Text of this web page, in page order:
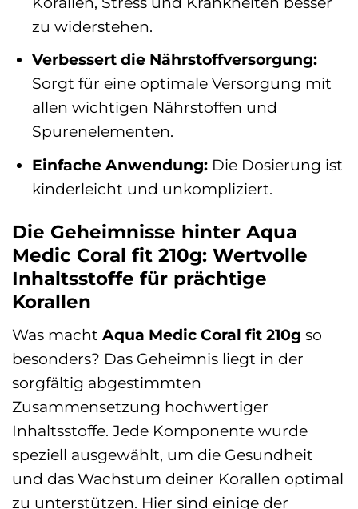
zu widerstehen.
Verbessert die Nährstoffversorgung:
Sorgt für eine optimale Versorgung mit
allen wichtigen Nährstoffen und
Spurenelementen.
Einfache Anwendung:Die Dosierung ist
kinderleicht und unkompliziert.
Die Geheimnisse hinter Aqua
Medic Coral fit 210g: Wertvolle
Inhaltsstoffe für prächtige
Korallen
Was macht Aqua Medic Coral fit 210g so
besonders? Das Geheimnis liegt in der
sorgfältig abgestimmten
Zusammensetzung hochwertiger
Inhaltsstoffe. Jede Komponente wurde
speziell ausgewählt, um die Gesundheit
und das Wachstum deiner Korallen optimal
zu unterstützen. Hier sind einige der